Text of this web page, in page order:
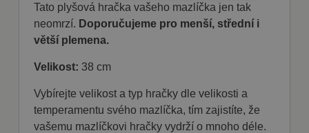
Tato plyšová hračka vašeho mazlíčka jen tak
neomrzí. Doporučujeme pro menší, střední i
větší plemena.
Velikost:38 cm
Vybírejte velikost a typ hračky dle velikosti a
temperamentu svého mazlíčka, tím zajistíte, že
vašemu mazlíčkovi hračky vydrží o mnoho déle.
Nezbytně nutné soubory
Výkonové soubory
Soubory cílení
základní funkce webových stránek, jako je
přihlášení uživatele a správa účtu. Webové
stránky nelze bez nezbytně nutných souborů
cookie správně používat.